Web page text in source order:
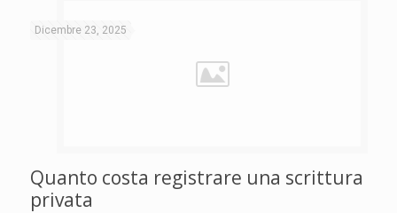
Dicembre 23, 2025
Quanto costa registrare una scrittura
privata